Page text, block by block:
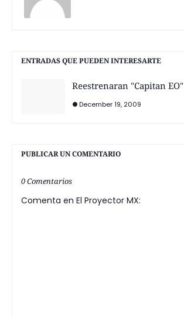
ENTRADAS QUE PUEDEN INTERESARTE
Reestrenaran "Capitan EO"
December 19, 2009
PUBLICAR UN COMENTARIO
0 Comentarios
Comenta en El Proyector MX: